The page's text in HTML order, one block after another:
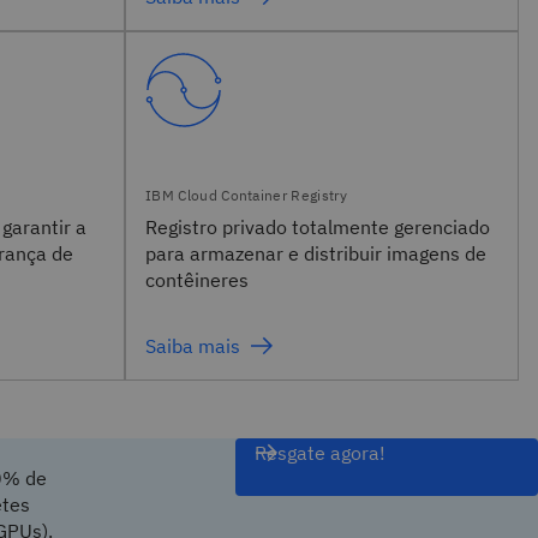
a
de
Registro privado totalmente gerenciado
para armazenar e distribuir imagens de
contêineres
Saiba mais
de
Resgate agora!